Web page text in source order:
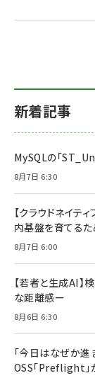
新着記事
MySQLの「
8月7日 6:30
【クラウドネイテ
内基盤を育てるた
8月7日 6:00
【若者と生成AI】
な距離感ー
8月6日 6:30
「今日はなぜか進
OSS「Preflight」